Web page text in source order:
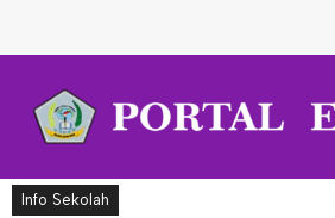
Info Sekolah